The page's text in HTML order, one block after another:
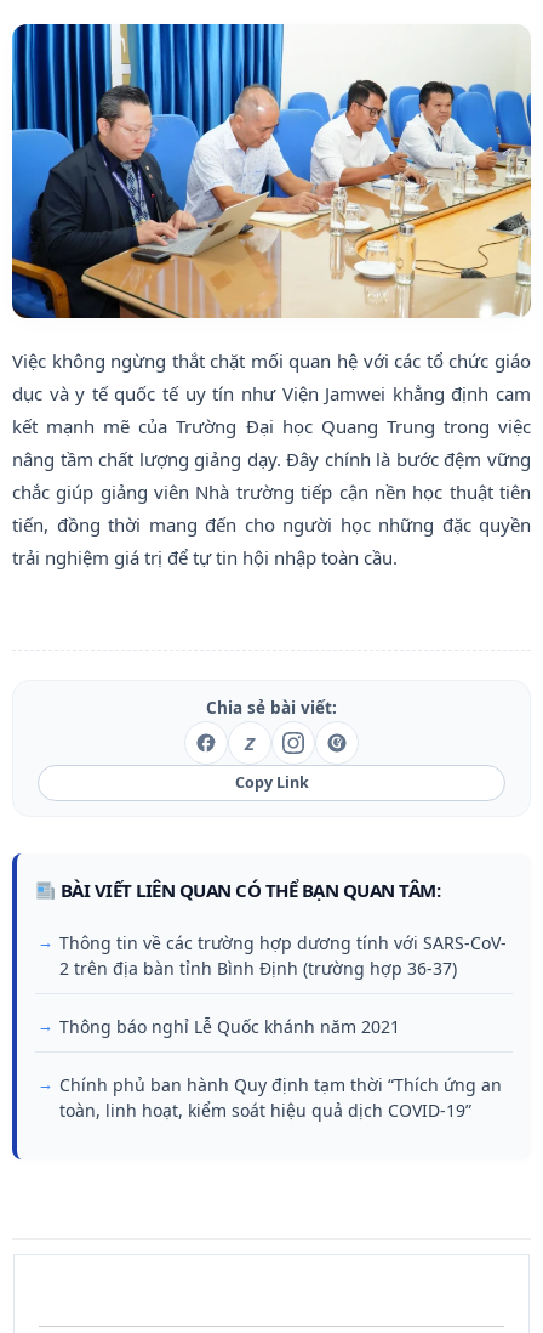
Việc không ngừng thắt chặt mối quan hệ với các tổ chức giáo
dục và y tế quốc tế uy tín như Viện Jamwei khẳng định cam
kết mạnh mẽ của Trường Đại học Quang Trung trong việc
nâng tầm chất lượng giảng dạy. Đây chính là bước đệm vững
chắc giúp giảng viên Nhà trường tiếp cận nền học thuật tiên
tiến, đồng thời mang đến cho người học những đặc quyền
trải nghiệm giá trị để tự tin hội nhập toàn cầu.
Chia sẻ bài viết:
Z
Copy Link
BÀI VIẾT LIÊN QUAN CÓ THỂ BẠN QUAN TÂM:
Thông tin về các trường hợp dương tính với SARS-CoV-
2 trên địa bàn tỉnh Bình Định (trường hợp 36-37)
Thông báo nghỉ Lễ Quốc khánh năm 2021
Chính phủ ban hành Quy định tạm thời “Thích ứng an
toàn, linh hoạt, kiểm soát hiệu quả dịch COVID-19”